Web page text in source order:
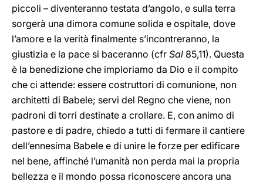
piccoli – diventeranno testata d’angolo, e sulla terra
sorgerà una dimora comune solida e ospitale, dove
l’amore e la verità finalmente s’incontreranno, la
giustizia e la pace si baceranno (cfr Sal 85,11). Questa
è la benedizione che imploriamo da Dio e il compito
che ci attende: essere costruttori di comunione, non
architetti di Babele; servi del Regno che viene, non
padroni di torri destinate a crollare. E, con animo di
pastore e di padre, chiedo a tutti di fermare il cantiere
dell’ennesima Babele e di unire le forze per edificare
nel bene, affinché l’umanità non perda mai la propria
bellezza e il mondo possa riconoscere ancora una